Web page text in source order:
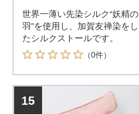
世界一薄い先染シルク“妖精の
羽”を使用し、加賀友禅染をし
たシルクストールです。
（0件）
15